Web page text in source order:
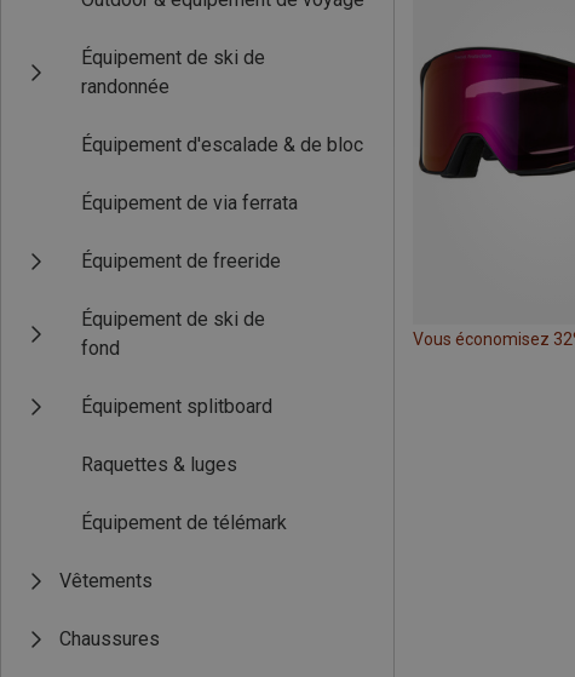
Équipement de ski de
randonnée
Équipement d'escalade & de bloc
Équipement de via ferrata
Équipement de freeride
Équipement de ski de
fond
Équipement splitboard
Raquettes & luges
Équipement de télémark
Vêtements
Chaussures
Vous économisez